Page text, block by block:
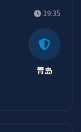
19:35
青岛